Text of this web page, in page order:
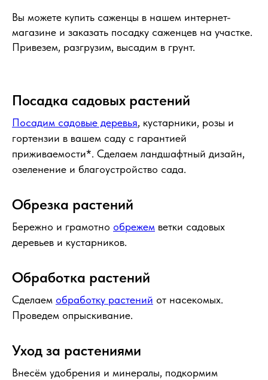
Вы можете купить саженцы в нашем интернет-
магазине и заказать посадку саженцев на участке.
Привезем, разгрузим, высадим в грунт.
Посадка садовых растений
Посадим садовые деревья, кустарники, розы и
гортензии в вашем саду с гарантией
приживаемости*. Сделаем ландшафтный дизайн,
озеленение и благоустройство сада.
Обрезка растений
Бережно и грамотно обрежем ветки садовых
деревьев и кустарников.
Обработка растений
Сделаем обработку растений от насекомых.
Проведем опрыскивание.
Уход за растениями
Внесём удобрения и минералы, подкормим